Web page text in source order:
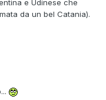
e Udinese che
da un bel Catania).